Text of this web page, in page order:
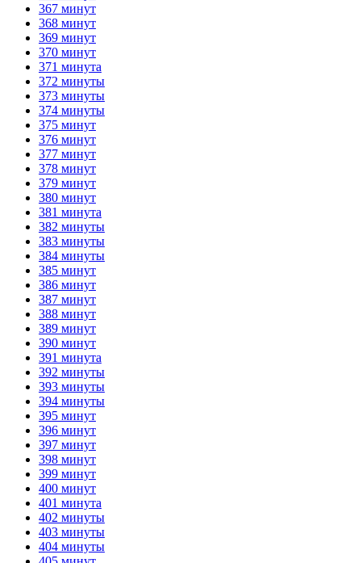
367 минут
368 минут
369 минут
370 минут
371 минута
372 минуты
373 минуты
374 минуты
375 минут
376 минут
377 минут
378 минут
379 минут
380 минут
381 минута
382 минуты
383 минуты
384 минуты
385 минут
386 минут
387 минут
388 минут
389 минут
390 минут
391 минута
392 минуты
393 минуты
394 минуты
395 минут
396 минут
397 минут
398 минут
399 минут
400 минут
401 минута
402 минуты
403 минуты
404 минуты